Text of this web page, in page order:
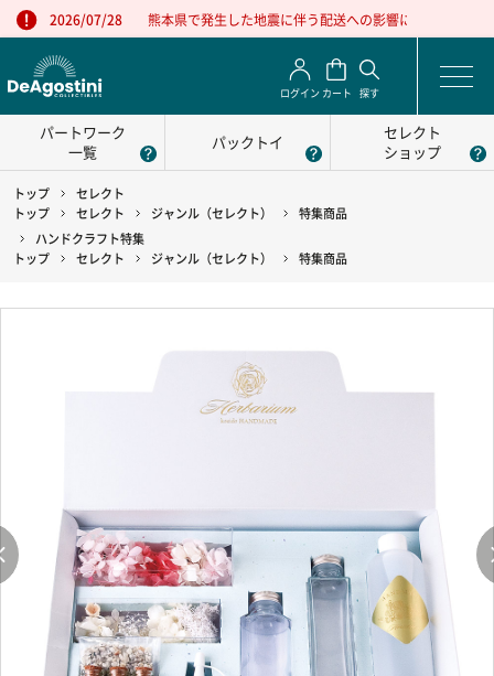
2026/07/28 熊本県で発生した地震に伴う配送への影響について
ログイン カート 探す
パートワーク
一覧
パックトイ
セレクト
ショップ
トップ
セレクト
トップ
セレクト ジャンル（セレクト）
特集商品
ハンドクラフト特集
トップ
セレクト ジャンル（セレクト） 特集商品